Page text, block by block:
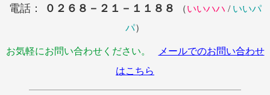
電話： ０２６８－２１－１１８８ （いいハハ / いいパ
パ）
お気軽にお問い合わせください。
メールでのお問い合わせ
はこちら